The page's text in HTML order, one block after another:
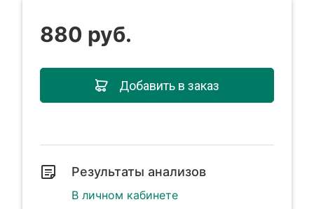
880 руб.
Добавить в заказ
Результаты анализов
В личном кабинете